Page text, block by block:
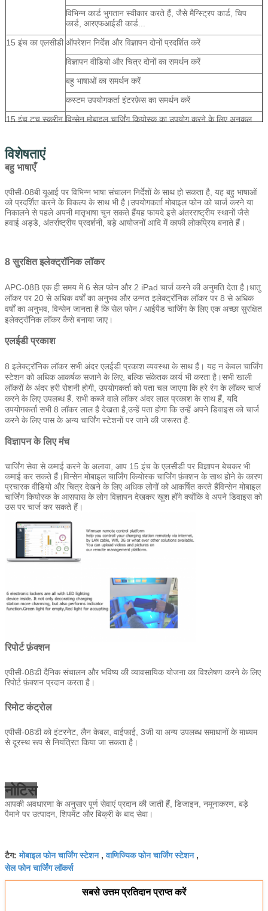
विभिन्न कार्ड भुगतान स्वीकार करते हैं, जैसे मैग्स्ट्रिप कार्ड, चिप
कार्ड, आरएफआईडी कार्ड...
15 इंच का एलसीडी ऑपरेशन निर्देश और विज्ञापन दोनों प्रदर्शित करें
विज्ञापन वीडियो और चित्र दोनों का समर्थन करें
बहु भाषाओं का समर्थन करें
कस्टम उपयोगकर्ता इंटरफ़ेस का समर्थन करें
15 इंच टच स्क्रीन विन्सेन मोबाइल चार्जिंग कियोस्क का उपयोग करने के लिए अनुकूल
कम्प्यूटर
उपयोग के साथ खड़े, रंग अनुकूलित किया जा सकता है
हार्डवेयर विकल्प
सिक्का स्वीकारकर्ता, बिल स्वीकारकर्ता, कार्ड रीडर, फिंगरप्रिंट
स्कैनर, बारकोड स्कैनर, टिकट प्रिंटर
यदि आप जो भाग जोड़ना चाहते हैं वह ऊपर शामिल नहीं है, तो कृपया
हमसे पूछें।
कार्यरत वोल्टेज
100-240V, 50/60Hz
परिचालन तापमान
0 ~ 50 °C
प्रमाणपत्र
सीई, एफसीसी
विशेषताएं
बहु भाषाएँ
एपीसी-08बी यूआई पर विभिन्न भाषा संचालन निर्देशों के साथ हो सकता है, यह बहु भाषाओं
को प्रदर्शित करने के विकल्प के साथ भी है।उपयोगकर्ता मोबाइल फोन को चार्ज करने या
निकालने से पहले अपनी मातृभाषा चुन सकते हैंयह फायदे इसे अंतरराष्ट्रीय स्थानों जैसे
हवाई अड्डे, अंतर्राष्ट्रीय प्रदर्शनी, बड़े आयोजनों आदि में काफी लोकप्रिय बनाते हैं।
8 सुरक्षित इलेक्ट्रॉनिक लॉकर
APC-08B एक ही समय में 6 सेल फोन और 2 iPad चार्ज करने की अनुमति देता है।धातु
लॉकर पर 20 से अधिक वर्षों का अनुभव और उन्नत इलेक्ट्रॉनिक लॉकर पर 8 से अधिक
वर्षों का अनुभव, विन्सेन जानता है कि सेल फोन / आईपैड चार्जिंग के लिए एक अच्छा सुरक्षित
इलेक्ट्रॉनिक लॉकर कैसे बनाया जाए।
एलईडी प्रकाश
8 इलेक्ट्रॉनिक लॉकर सभी अंदर एलईडी प्रकाश व्यवस्था के साथ हैं। यह न केवल चार्जिंग
स्टेशन को अधिक आकर्षक सजाने के लिए, बल्कि संकेतक कार्य भी करता है।सभी खाली
लॉकरों के अंदर हरी रोशनी होगी, उपयोगकर्ता को पता चल जाएगा कि हरे रंग के लॉकर चार्ज
करने के लिए उपलब्ध हैं. सभी कब्जे वाले लॉकर अंदर लाल प्रकाश के साथ हैं, यदि
उपयोगकर्ता सभी 8 लॉकर लाल है देखता है,उन्हें पता होगा कि उन्हें अपने डिवाइस को चार्ज
करने के लिए पास के अन्य चार्जिंग स्टेशनों पर जाने की जरूरत है.
विज्ञापन के लिए मंच
चार्जिंग सेवा से कमाई करने के अलावा, आप 15 इंच के एलसीडी पर विज्ञापन बेचकर भी
कमाई कर सकते हैं।विन्सेन मोबाइल चार्जिंग कियोस्क चार्जिंग फ़ंक्शन के साथ होने के कारण
प्रचारक वीडियो और चित्र देखने के लिए अधिक लोगों को आकर्षित करते हैंविन्सेन मोबाइल
चार्जिंग कियोस्क के आसपास के लोग विज्ञापन देखकर खुश होंगे क्योंकि वे अपने डिवाइस को
उस पर चार्ज कर सकते हैं।
रिपोर्ट फ़ंक्शन
एपीसी-08डी दैनिक संचालन और भविष्य की व्यावसायिक योजना का विश्लेषण करने के लिए
रिपोर्ट फ़ंक्शन प्रदान करता है।
रिमोट कंट्रोल
एपीसी-08डी को इंटरनेट, लैन केबल, वाईफाई, 3जी या अन्य उपलब्ध समाधानों के माध्यम
से दूरस्थ रूप से नियंत्रित किया जा सकता है।
नोटिस
आपकी अवधारणा के अनुसार पूर्ण सेवाएं प्रदान की जाती हैं, डिजाइन, नमूनाकरण, बड़े
पैमाने पर उत्पादन, शिपमेंट और बिक्री के बाद सेवा।
टैग:मोबाइल फोन चार्जिंग स्टेशन,वाणिज्यिक फोन चार्जिंग स्टेशन,
सेल फोन चार्जिंग लॉकर्स
सबसे उत्तम प्रतिदान प्राप्त करें